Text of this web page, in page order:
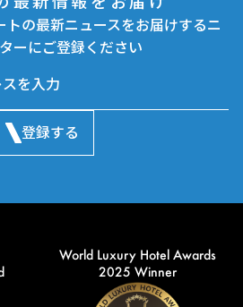
トの最新ニュースをお届けするニ
ーにご登録ください
登録する
World Luxury Hotel Awards
2025 Winner